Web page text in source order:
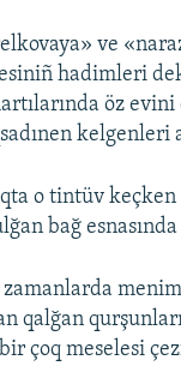
ve
hadimleri
öz
kelgenleri
o tintüv keçken
bağ
qalğan
çoq meselesi